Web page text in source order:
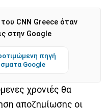
CNN Greece όταν
στην Google
πηγή
Google
χρονιές θα
αποζημίωσης οι